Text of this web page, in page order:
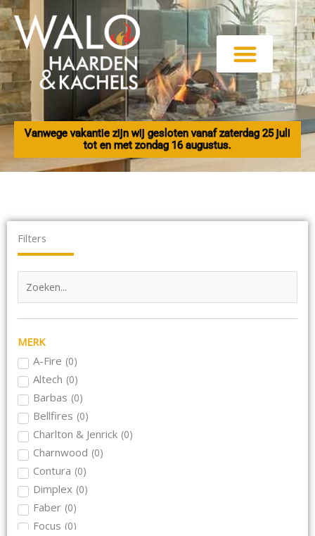
Ga
naar
de
inhoud
Vanwege vakantie zijn wij gesloten vanaf zaterdag 25 juli
tot en met zondag 16 augustus.
Filters
MERK
A-Fire (0)
Altech (0)
Barbas (0)
Bellfires (0)
Charlton & Jenrick (0)
Charnwood (0)
Contura (0)
Dimplex (0)
Faber (0)
Focus (0)